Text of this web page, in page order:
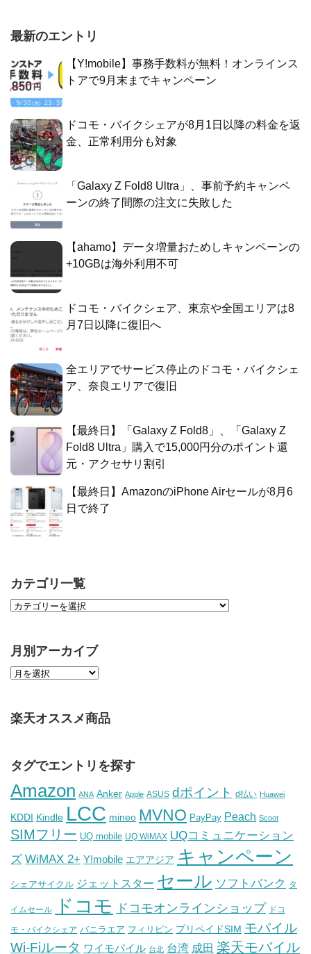
最新のエントリ
【Y!mobile】事務手数料が無料！オンラインス
トアで9月末までキャンペーン
ドコモ・バイクシェアが8月1日以降の料金を返
金、正常利用分も対象
「Galaxy Z Fold8 Ultra」、事前予約キャンペ
ーンの終了間際の注文に失敗した
【ahamo】データ増量おためしキャンペーンの
+10GBは海外利用不可
ドコモ・バイクシェア、東京や全国エリアは8
月7日以降に復旧へ
全エリアでサービス停止のドコモ・バイクシェ
ア、奈良エリアで復旧
【最終日】「Galaxy Z Fold8」、「Galaxy Z
Fold8 Ultra」購入で15,000円分のポイント還
元・アクセサリ割引
【最終日】AmazonのiPhone Airセールが8月6
日で終了
カテゴリ一覧
月別アーカイブ
楽天オススメ商品
タグでエントリを探す
Amazon ANA Anker Apple ASUS dポイント d払い Huawei
KDDI Kindle LCC mineo MVNO PayPay Peach Scoot
SIMフリー UQ mobile UQ WiMAX UQコミュニケーション
ズ WiMAX 2+ Y!mobile エアアジア キャンペーン
シェアサイクル ジェットスター セール ソフトバンク タ
イムセール ドコモ ドコモオンラインショップ ドコ
モ・バイクシェア バニラエア フィリピン プリペイドSIM モバイル
Wi-Fiルータ ワイモバイル 台北 台湾 成田 楽天モバイル